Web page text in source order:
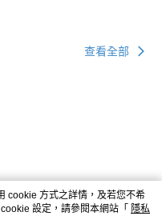
查看全部
cookie 方式之詳情，及若您不希
設定，請參閱本網站「 隱私